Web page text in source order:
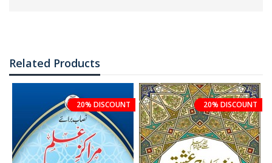
Related Products
20% DISCOUNT 20% DISCOUNT